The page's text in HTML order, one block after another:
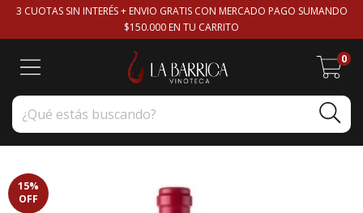
3 CUOTAS SIN INTERÉS + ENVIO GRATIS CON MERCADO PAGO SUMANDO
$150.000 EN TU CARRITO
0
15%
OFF